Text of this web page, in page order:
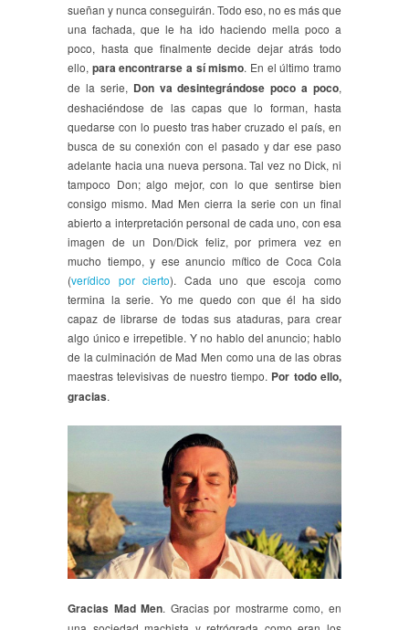
sueñan y nunca conseguirán. Todo eso, no es más que
una fachada, que le ha ido haciendo mella poco a
poco, hasta que finalmente decide dejar atrás todo
ello, para encontrarse a sí mismo. En el último tramo
de la serie, Don va desintegrándose poco a poco,
deshaciéndose de las capas que lo forman, hasta
quedarse con lo puesto tras haber cruzado el país, en
busca de su conexión con el pasado y dar ese paso
adelante hacia una nueva persona. Tal vez no Dick, ni
tampoco Don; algo mejor, con lo que sentirse bien
consigo mismo. Mad Men cierra la serie con un final
abierto a interpretación personal de cada uno, con esa
imagen de un Don/Dick feliz, por primera vez en
mucho tiempo, y ese anuncio mítico de Coca Cola
(verídico por cierto). Cada uno que escoja como
termina la serie. Yo me quedo con que él ha sido
capaz de librarse de todas sus ataduras, para crear
algo único e irrepetible. Y no hablo del anuncio; hablo
de la culminación de Mad Men como una de las obras
maestras televisivas de nuestro tiempo. Por todo ello,
gracias.
Gracias Mad Men. Gracias por mostrarme como, en